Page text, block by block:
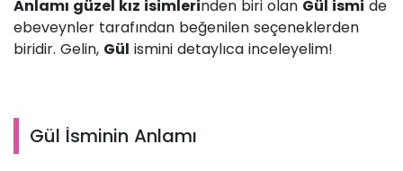
Anlamı güzel kız isimlerinden biri olan Gül ismi de
ebeveynler tarafından beğenilen seçeneklerden
biridir. Gelin, Gül ismini detaylıca inceleyelim!
Gül İsminin Anlamı